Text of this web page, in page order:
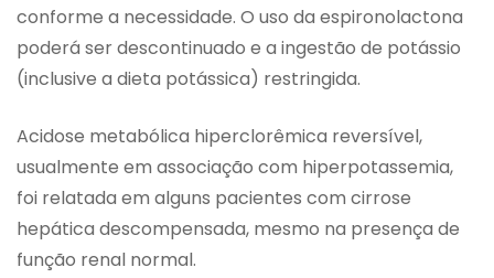
conforme a necessidade. O uso da espironolactona
poderá ser descontinuado e a ingestão de potássio
(inclusive a dieta potássica) restringida.
Acidose metabólica hiperclorêmica reversível,
usualmente em associação com hiperpotassemia,
foi relatada em alguns pacientes com cirrose
hepática descompensada, mesmo na presença de
função renal normal.